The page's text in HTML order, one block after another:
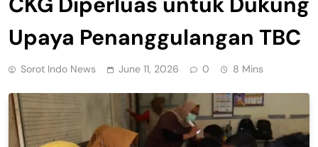
Upaya Penanggulangan TBC
Sorot Indo News June 11, 2026 0 8 Mins